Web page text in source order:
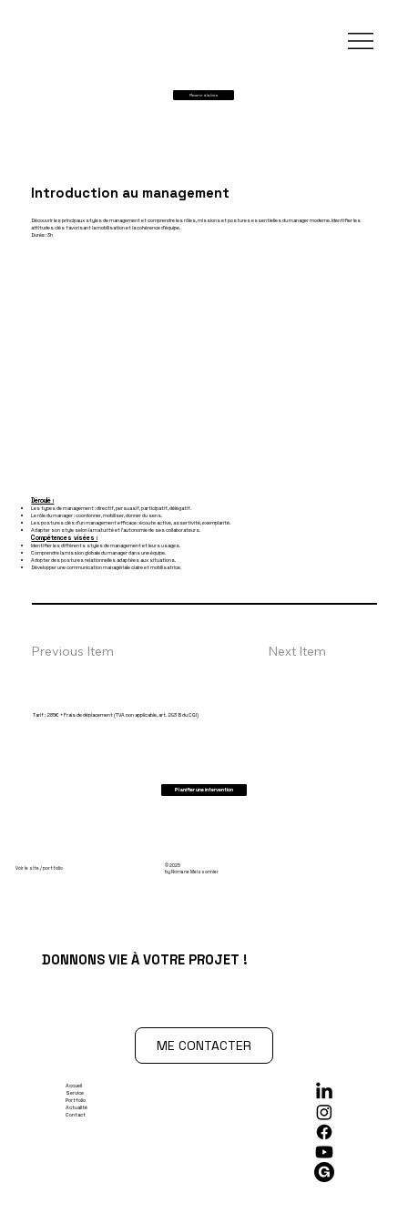
Revenir à la liste
Introduction au management
Découvrir les principaux styles de management et comprendre les rôles, missions et postures essentielles du manager moderne. Identifier les
attitudes clés favorisant la mobilisation et la cohérence d’équipe.
Durée : 3h
Déroulé :
Les types de management : directif, persuasif, participatif, délégatif.
Le rôle du manager : coordonner, mobiliser, donner du sens.
Les postures clés d’un management efficace : écoute active, assertivité, exemplarité.
Adapter son style selon la maturité et l’autonomie de ses collaborateurs.
Compétences visées :
Identifier les différents styles de management et leurs usages.
Comprendre la mission globale du manager dans une équipe.
Adopter des postures relationnelles adaptées aux situations.
Développer une communication managériale claire et mobilisatrice.
Tarif : 285€ + Frais de déplacement (TVA non applicable, art. 293 B du CGI)
Planifier une intervention
Previous Item Next Item
Voir le site / portfolio
© 2025
by Romane Meissonnier
DONNONS VIE À VOTRE PROJET !
ME CONTACTER
Accueil
Service
Portfolio
Actualité
Contact